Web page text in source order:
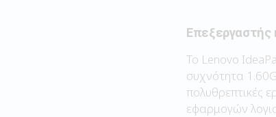
Επεξεργαστής
Το Lenovo
συχνότητα
πολυθρεπτικές
εφαρμογών